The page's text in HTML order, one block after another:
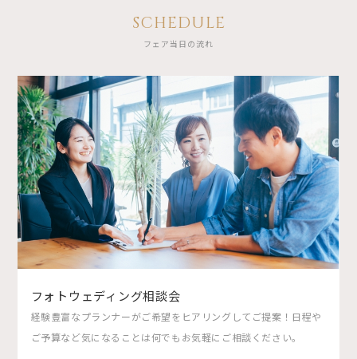
SCHEDULE
フェア当日の流れ
フォトウェディング相談会
経験豊富なプランナーがご希望をヒアリングしてご提案！日程や
ご予算など気になることは何でもお気軽にご相談ください。